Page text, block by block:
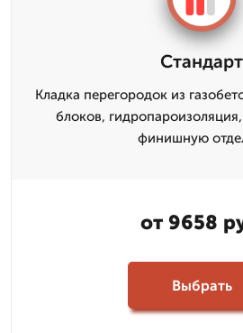
Стандарт
Кладка перегородок из
блоков,
финишную
от 9658
Выбрать